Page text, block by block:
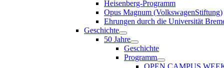
Heisenberg-Programm
Opus Magnum (VolkswagenStiftung)
Ehrungen durch die Universität
Geschichte
50 Jahre
Geschichte
Programm
OPEN CAMPUS